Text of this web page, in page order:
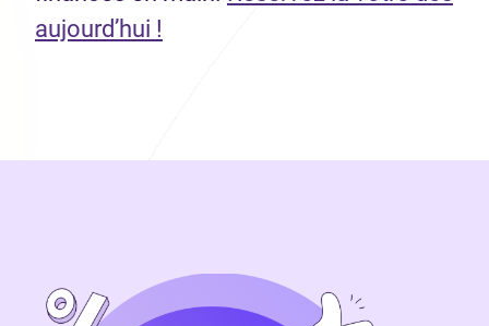
aujourd’hui !